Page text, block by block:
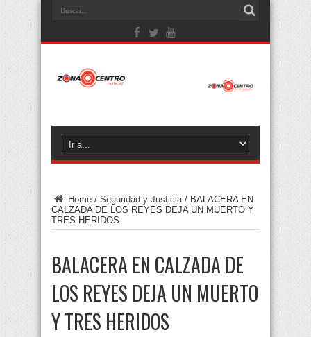
Home / Seguridad y Justicia / BALACERA EN
CALZADA DE LOS REYES DEJA UN MUERTO Y
TRES HERIDOS
BALACERA EN CALZADA DE
LOS REYES DEJA UN MUERTO
Y TRES HERIDOS